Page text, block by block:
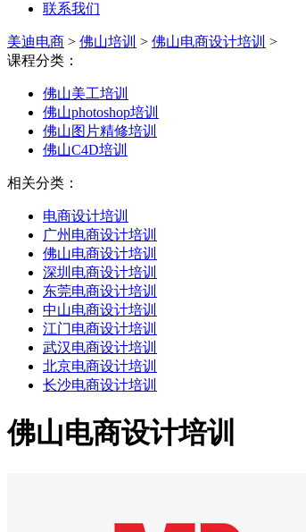
联系我们
美迪电商 > 佛山培训 > 佛山电商设计培训 >
课程分类：
佛山美工培训
佛山photoshop培训
佛山图片精修培训
佛山C4D培训
相关分类：
电商设计培训
广州电商设计培训
佛山电商设计培训
深圳电商设计培训
东莞电商设计培训
中山电商设计培训
江门电商设计培训
武汉电商设计培训
北京电商设计培训
长沙电商设计培训
佛山电商设计培训